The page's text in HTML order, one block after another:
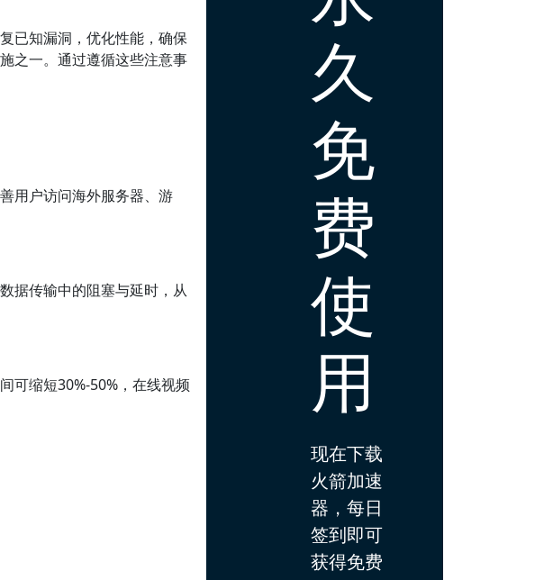
已知漏洞，优化性能，确保
之一。通过遵循这些注意事
用户访问海外服务器、游
据传输中的阻塞与延时，从
可缩短30%-50%，在线视频
久
免
费
使
用
现在下载
火箭加速
器，每日
签到即可
获得免费